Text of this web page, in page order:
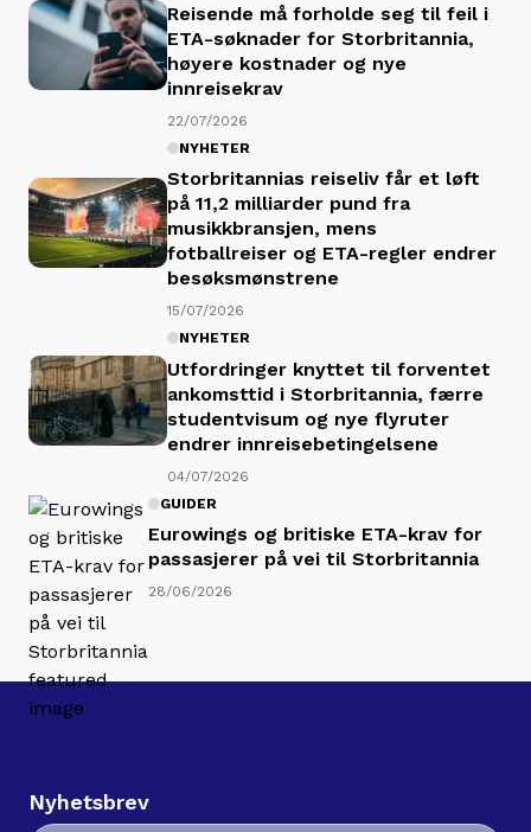
Reisende må forholde seg til feil i
ETA-søknader for Storbritannia,
høyere kostnader og nye
innreisekrav
22/07/2026
NYHETER
Storbritannias reiseliv får et løft
på 11,2 milliarder pund fra
musikkbransjen, mens
fotballreiser og ETA-regler endrer
besøksmønstrene
15/07/2026
NYHETER
Utfordringer knyttet til forventet
ankomsttid i Storbritannia, færre
studentvisum og nye flyruter
endrer innreisebetingelsene
04/07/2026
GUIDER
Eurowings og britiske ETA-krav for
passasjerer på vei til Storbritannia
28/06/2026
Nyhetsbrev